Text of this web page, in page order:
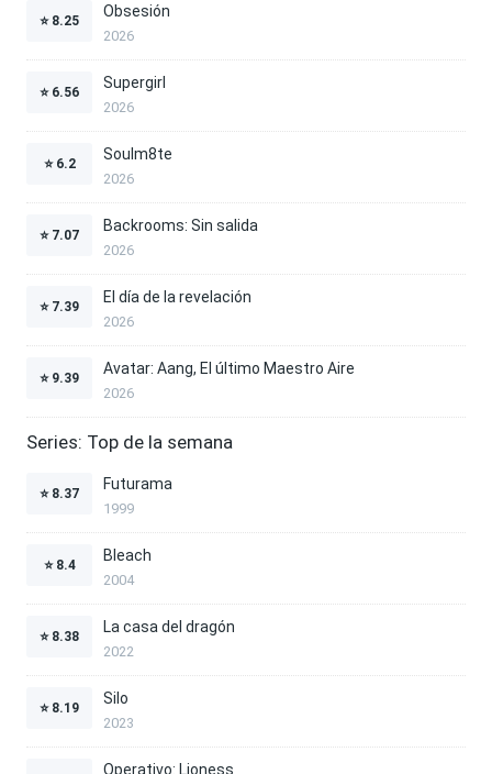
⭐ 8.25
Obsesión
2026
⭐ 6.56
Supergirl
2026
⭐ 6.2
Soulm8te
2026
⭐ 7.07
Backrooms: Sin salida
2026
⭐ 7.39
El día de la revelación
2026
⭐ 9.39
Avatar: Aang, El último Maestro Aire
2026
Series: Top de la semana
⭐ 8.37
Futurama
1999
⭐ 8.4
Bleach
2004
⭐ 8.38
La casa del dragón
2022
⭐ 8.19
Silo
2023
Operativo: Lioness